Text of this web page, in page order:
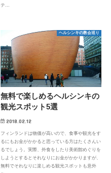
テ…
ヘルシンキの教会巡り
無料で楽しめるヘルシンキの
観光スポット5選
2018.02.12
フィンランドは物価が高いので、食事や観光をす
るにもお金がかかると思っている方はたくさんい
るでしょう。実際、外食をしたり美術館めぐりを
しようとするとそれなりにお金がかかりますが、
無料でそれなりに楽しめる観光スポットも意外